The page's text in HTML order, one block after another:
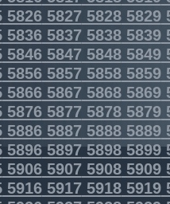
58265827 58285829
58365837 58385839
58465847 58485849
58565857 58585859
58665867 58685869
58765877 58785879
58865887 58885889
5896589758985899
5906590759085909
5916591759185919